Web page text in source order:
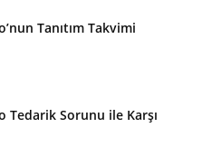
Tanıtım Takvimi
Tedarik Sorunu ile Karşı